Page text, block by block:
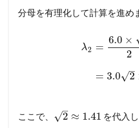
分母を有理化して計算を進め
λ2 =
6.0 ×
2
= 3.0 2
–
√
ここで、 2
–
√ ≈ 1.41 を代入し